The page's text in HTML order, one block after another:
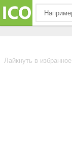
Лайкнуть в избранное